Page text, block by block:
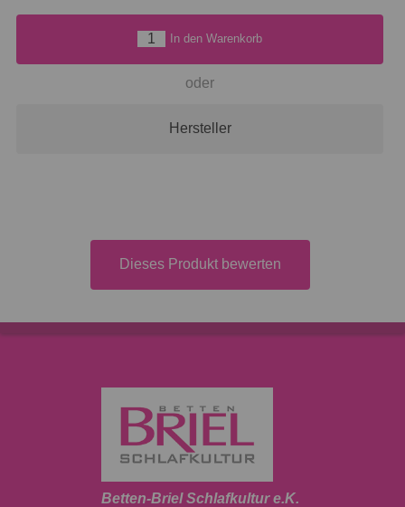
In den Warenkorb
oder
Hersteller
Dieses Produkt bewerten
Betten-Briel Schlafkultur e.K.